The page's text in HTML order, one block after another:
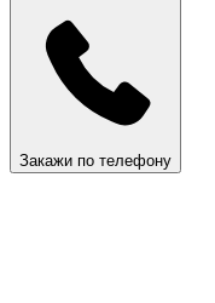
Закажи по телефону